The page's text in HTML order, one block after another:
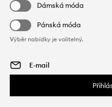
Dámská móda
Pánská móda
Výběr nabídky je volitelný.